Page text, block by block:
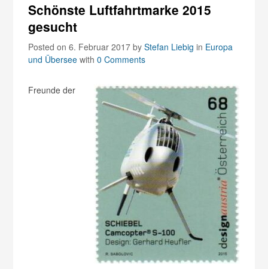
Schönste Luftfahrtmarke 2015
gesucht
Posted on 6. Februar 2017byStefan Liebig in Europa
und Übersee with0 Comments
Freunde der